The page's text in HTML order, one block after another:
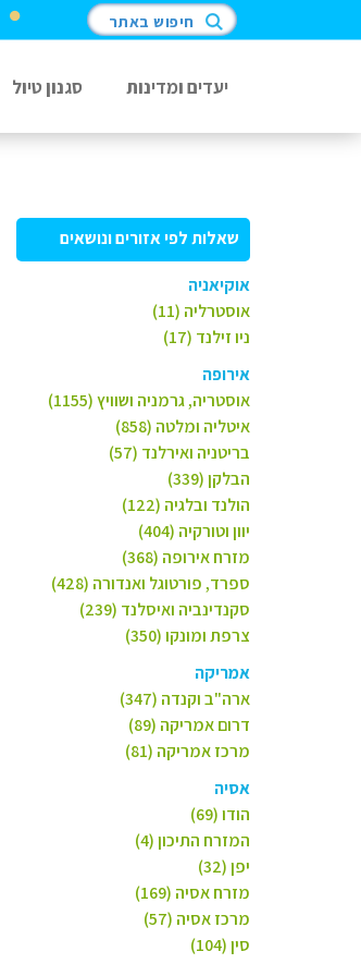
חיפוש באתר
יעדים ומדינות סגנון טיול
שאלות לפי אזורים ונושאים
אוקיאניה
אוסטרליה (11)
ניו זילנד (17)
אירופה
אוסטריה, גרמניה ושוויץ (1155)
איטליה ומלטה (858)
בריטניה ואירלנד (57)
הבלקן (339)
הולנד ובלגיה (122)
יוון וטורקיה (404)
מזרח אירופה (368)
ספרד, פורטוגל ואנדורה (428)
סקנדינביה ואיסלנד (239)
צרפת ומונקו (350)
אמריקה
ארה"ב וקנדה (347)
דרום אמריקה (89)
מרכז אמריקה (81)
אסיה
הודו (69)
המזרח התיכון (4)
יפן (32)
מזרח אסיה (169)
מרכז אסיה (57)
סין (104)